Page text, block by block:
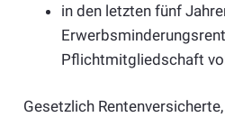
in den letzten fünf
Pflichtmitgliedschaft
Gesetzlich